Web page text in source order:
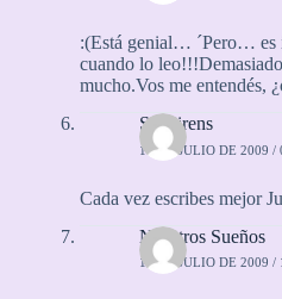
:(Está genial… ´Pero… es
cuando lo
mucho.Vos me entendés,
SeaSirens
14 DE JULIO DE 2009 /
Cada vez escribes mejor
Nuestros Sueños
14 DE JULIO DE 2009 /